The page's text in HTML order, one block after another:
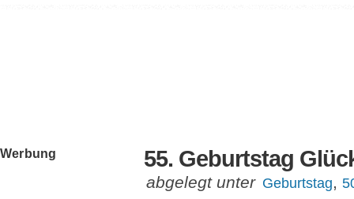
55. Geburtstag
abgelegt unter Geburtstag
Werbung